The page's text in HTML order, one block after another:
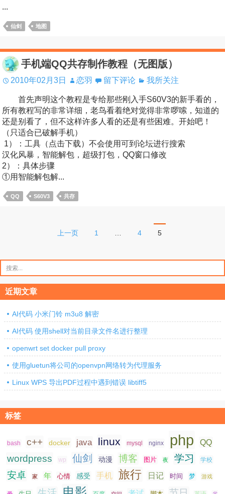
...
仙剑 地图
手机端QQ共存制作教程（无图版）
2010年02月3日 恋羽 留下评论 我所关注
首先声明这个教程是专给那些刚入手S60V3的新手看的，
所有教程写的非常详细，老鸟看着绝对觉得非常啰嗦，知道的
还是别看了，但不这样许多人看的还是有些困难。开始吧！
（只适合已破解手机）
1）：工具（点击下载）不会使用可到论坛进行搜索
汉化风暴，智能解包，超级打包，QQ窗口修改
2）：具体步骤
①用智能解包解...
QQ S60V3 共存
分
页
上一页 1 4 5
索：
近期文章
AI代码 小米门铃 m3u8 解密
AI代码 使用shell对当前目录文件名进行整理
openwrt set docker pull proxy
使用gluetun将公司的openvpn网络转为代理服务
Linux WPS 导出PDF过程中遇到错误 libtiff5
标签
bash c++ docker java linux mysql nginx php QQ
wordpress wp 仙剑 动漫 博客 图片 夜 学习 学校
安卓 家 年 心情 感受 手机 旅行 日记 时间 梦 游戏